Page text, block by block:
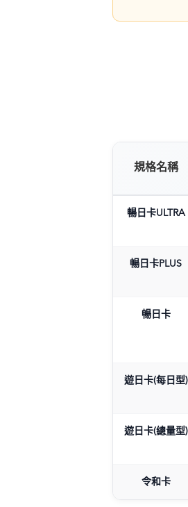
規格名稱
暢日卡ULTRA
暢日卡PLUS
暢日卡
遊日卡(每日型)
遊日卡(總量型)
令和卡